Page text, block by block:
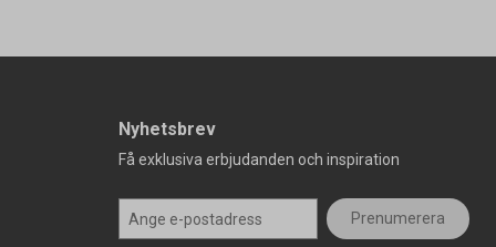
Nyhetsbrev
Få exklusiva erbjudanden och inspiration
Prenumerera